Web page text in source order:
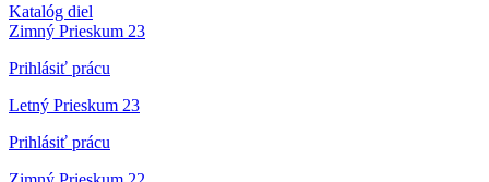
Katalóg diel
Zimný Prieskum 23
Prihlásiť prácu
Letný Prieskum 23
Prihlásiť prácu